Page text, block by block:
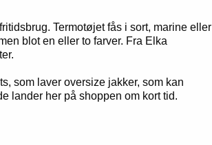
Termotøjet fås i sort, marine eller
blot en eller to farver. Fra Elka
som laver oversize jakker, som kan
lander her på shoppen om kort tid.